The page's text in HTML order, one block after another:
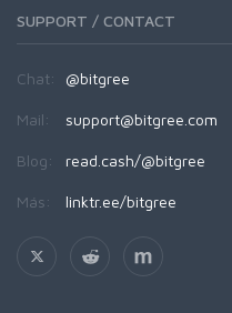
SUPPORT / CONTACT
Chat: @bitgree
Mail: support@bitgree.com
Blog: read.cash/@bitgree
Más: linktr.ee/bitgree